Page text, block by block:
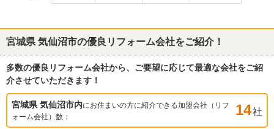
宮城県 気仙沼市の優良リフォーム会社をご紹介！
多数の優良リフォーム会社から、ご要望に応じて最適な会社をご紹
介させていただきます！
宮城県 気仙沼市内にお住まいの方に紹介できる加盟会社（リフ
ォーム会社）数：
14社